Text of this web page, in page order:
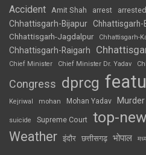
Accident Amit Shah arrest arrested
Chhattisgarh-Bijapur Chhattisgarh-
Chhattisgarh-Jagdalpur Chhattisgarh-
Chhattisgarh-Raigarh
Chief Minister
Chief Minister Dr. Yadav
Congress dprcg
Kejriwal mohan Mohan Yadav Murder
suicide Supreme Court top-
Weather इंदौर छत्तीसगढ़ भोपाल